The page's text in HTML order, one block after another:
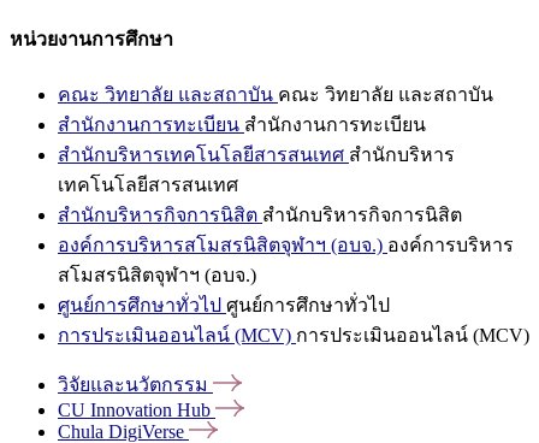
หน่วยงานการศึกษา
คณะ วิทยาลัย และสถาบัน คณะ วิทยาลัย และสถาบัน
สำนักงานการทะเบียน สำนักงานการทะเบียน
สำนักบริหารเทคโนโลยีสารสนเทศ สำนักบริหาร
เทคโนโลยีสารสนเทศ
สำนักบริหารกิจการนิสิต สำนักบริหารกิจการนิสิต
องค์การบริหารสโมสรนิสิตจุฬาฯ (อบจ.) องค์การบริหาร
สโมสรนิสิตจุฬาฯ (อบจ.)
ศูนย์การศึกษาทั่วไป ศูนย์การศึกษาทั่วไป
การประเมินออนไลน์ (MCV) การประเมินออนไลน์ (MCV)
วิจัยและนวัตกรรม
CU Innovation Hub
Chula DigiVerse